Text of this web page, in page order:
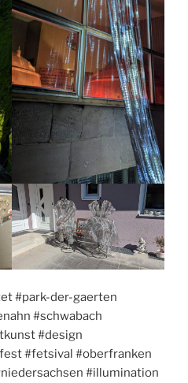
#park-der-gaerten
#schwabach
#design
#fetsival #oberfranken
#illumination